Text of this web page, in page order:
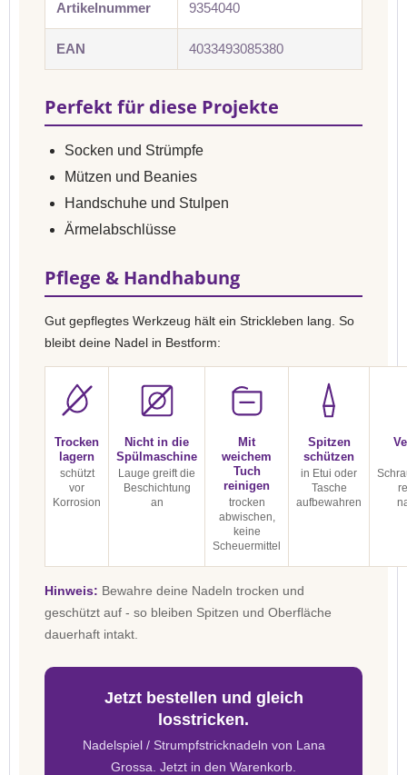
Artikelnummer 9354040
EAN 4033493085380
Perfekt für diese Projekte
Socken und Strümpfe
Mützen und Beanies
Handschuhe und Stulpen
Ärmelabschlüsse
Pflege & Handhabung
Gut gepflegtes Werkzeug hält ein Strickleben lang. So
bleibt deine Nadel in Bestform:
Trocken
lagern
schützt
vor
Korrosion
Nicht in die
Spülmaschine
Lauge greift die
Beschichtung
an
Mit
weichem
Tuch
reinigen
trocken
abwischen,
keine
Scheuermittel
Spitzen
schützen
in Etui oder
Tasche
aufbewahren
Hinweis: Bewahre deine Nadeln trocken und
geschützt auf - so bleiben Spitzen und Oberfläche
dauerhaft intakt.
Jetzt bestellen und gleich
losstricken.
Nadelspiel / Strumpfstricknadeln von Lana
Grossa. Jetzt in den Warenkorb.